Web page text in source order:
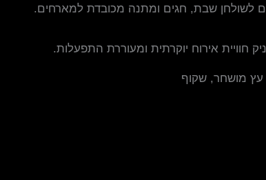
לשולחן שבת, חגים ומתנה מכובדת למארחים.
חוויית אירוח יוקרתית ומעוררת התפעלות.
מושחר, שקוף